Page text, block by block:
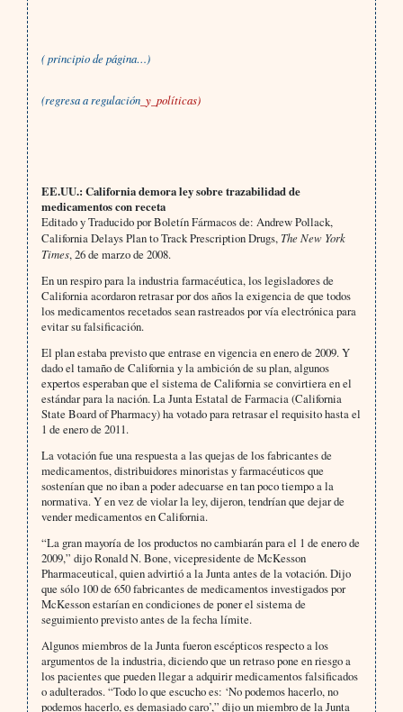
( principio de página…)
(regresa a regulación_y_políticas)
EE.UU.: California demora ley sobre trazabilidad de
medicamentos con receta
Editado y Traducido por Boletín Fármacos de: Andrew Pollack,
California Delays Plan to Track Prescription Drugs, The New York
Times, 26 de marzo de 2008.
En un respiro para la industria farmacéutica, los legisladores de
California acordaron retrasar por dos años la exigencia de que todos
los medicamentos recetados sean rastreados por vía electrónica para
evitar su falsificación.
El plan estaba previsto que entrase en vigencia en enero de 2009. Y
dado el tamaño de California y la ambición de su plan, algunos
expertos esperaban que el sistema de California se convirtiera en el
estándar para la nación. La Junta Estatal de Farmacia (California
State Board of Pharmacy) ha votado para retrasar el requisito hasta el
1 de enero de 2011.
La votación fue una respuesta a las quejas de los fabricantes de
medicamentos, distribuidores minoristas y farmacéuticos que
sostenían que no iban a poder adecuarse en tan poco tiempo a la
normativa. Y en vez de violar la ley, dijeron, tendrían que dejar de
vender medicamentos en California.
“La gran mayoría de los productos no cambiarán para el 1 de enero de
2009,” dijo Ronald N. Bone, vicepresidente de McKesson
Pharmaceutical, quien advirtió a la Junta antes de la votación. Dijo
que sólo 100 de 650 fabricantes de medicamentos investigados por
McKesson estarían en condiciones de poner el sistema de
seguimiento previsto antes de la fecha límite.
Algunos miembros de la Junta fueron escépticos respecto a los
argumentos de la industria, diciendo que un retraso pone en riesgo a
los pacientes que pueden llegar a adquirir medicamentos falsificados
o adulterados. “Todo lo que escucho es: ‘No podemos hacerlo, no
podemos hacerlo, es demasiado caro’,” dijo un miembro de la Junta